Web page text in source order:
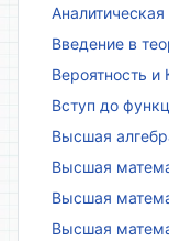
Введение в
Вероятность
Вступ до
Высшая
Высшая
Высшая
Высшая